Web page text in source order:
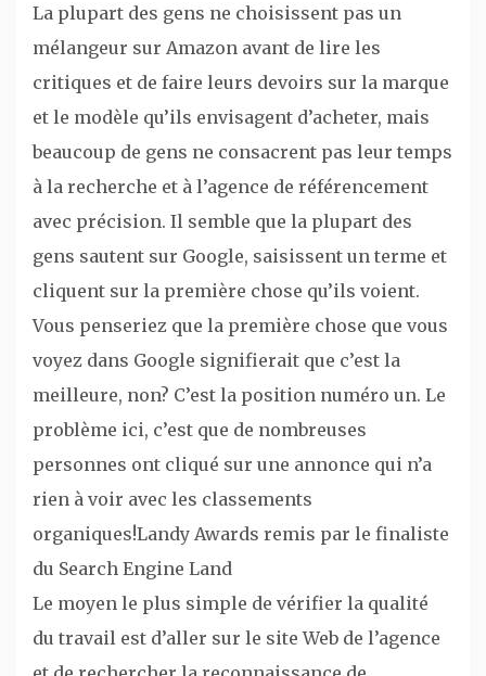
La plupart des gens ne choisissent pas un
mélangeur sur Amazon avant de lire les
critiques et de faire leurs devoirs sur la marque
et le modèle qu’ils envisagent d’acheter, mais
beaucoup de gens ne consacrent pas leur temps
à la recherche et à l’agence de référencement
avec précision. Il semble que la plupart des
gens sautent sur Google, saisissent un terme et
cliquent sur la première chose qu’ils voient.
Vous penseriez que la première chose que vous
voyez dans Google signifierait que c’est la
meilleure, non? C’est la position numéro un. Le
problème ici, c’est que de nombreuses
personnes ont cliqué sur une annonce qui n’a
rien à voir avec les classements
organiques!Landy Awards remis par le finaliste
du Search Engine Land
Le moyen le plus simple de vérifier la qualité
du travail est d’aller sur le site Web de l’agence